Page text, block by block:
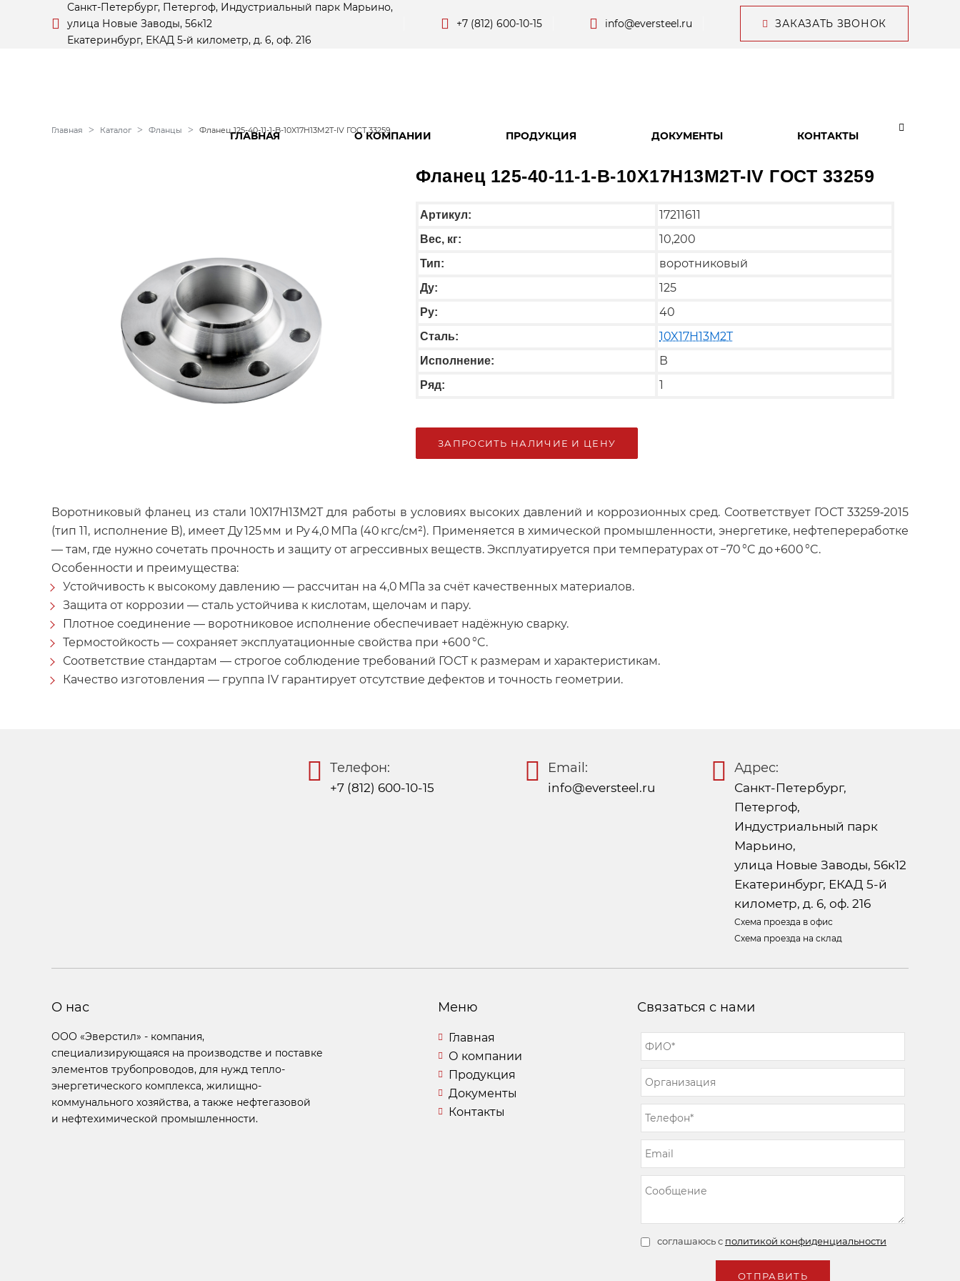
Санкт-Петербург, Петергоф, Индустриальный парк Марьино,
улица Новые Заводы, 56к12
Екатеринбург, ЕКАД 5-й километр, д. 6, оф. 216
+7 (812) 600-10-15 info@eversteel.ru ЗАКАЗАТЬ ЗВОНОК
ГЛАВНАЯ О КОМПАНИИ ПРОДУКЦИЯ ДОКУМЕНТЫ КОНТАКТЫ
Главная Каталог Фланцы Фланец 125-40-11-1-B-10X17H13M2T-IV ГОСТ 33259
Фланец 125-40-11-1-B-10X17H13M2T-IV ГОСТ 33259
Артикул: 17211611
Вес, кг: 10,200
Тип: воротниковый
Ду: 125
Ру: 40
Сталь: 10X17H13M2T
Исполнение: В
Ряд: 1
ЗАПРОСИТЬ НАЛИЧИЕ И ЦЕНУ
Воротниковый фланец из стали 10Х17Н13М2Т для работы в условиях высоких давлений и коррозионных сред. Соответствует ГОСТ 33259‑2015
(тип 11, исполнение B), имеет Ду 125 мм и Ру 4,0 МПа (40 кгс/см²). Применяется в химической промышленности, энергетике, нефтепереработке
— там, где нужно сочетать прочность и защиту от агрессивных веществ. Эксплуатируется при температурах от −70 °C до +600 °C.
Особенности и преимущества:
Устойчивость к высокому давлению — рассчитан на 4,0 МПа за счёт качественных материалов.
Защита от коррозии — сталь устойчива к кислотам, щелочам и пару.
Плотное соединение — воротниковое исполнение обеспечивает надёжную сварку.
Термостойкость — сохраняет эксплуатационные свойства при +600 °C.
Соответствие стандартам — строгое соблюдение требований ГОСТ к размерам и характеристикам.
Качество изготовления — группа IV гарантирует отсутствие дефектов и точность геометрии.
Телефон:
+7 (812) 600-10-15
Email:
info@eversteel.ru
Адрес:
Санкт-Петербург,
Петергоф,
Индустриальный парк
Марьино,
улица Новые Заводы, 56к12
Екатеринбург, ЕКАД 5-й
километр, д. 6, оф. 216
Схема проезда в офис
Схема проезда на склад
О нас
ООО «Эверстил» - компания,
специализирующаяся на производстве и поставке
элементов трубопроводов, для нужд тепло-
энергетического комплекса, жилищно-
коммунального хозяйства, а также нефтегазовой
и нефтехимической промышленности.
Меню
Главная
О компании
Продукция
Документы
Контакты
Связаться с нами
соглашаюсь с политикой конфиденциальности